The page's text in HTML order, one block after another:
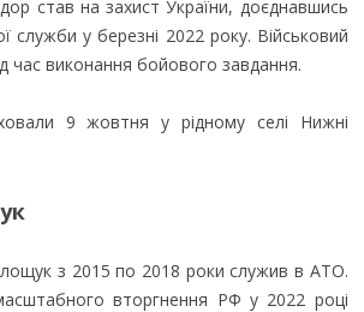
став на захист України, доєднавшись
служби у березні 2022 року. Військовий
час виконання бойового завдання.
9 жовтня у рідному селі Нижні
з 2015 по 2018 роки служив в АТО.
вторгнення РФ у 2022 році